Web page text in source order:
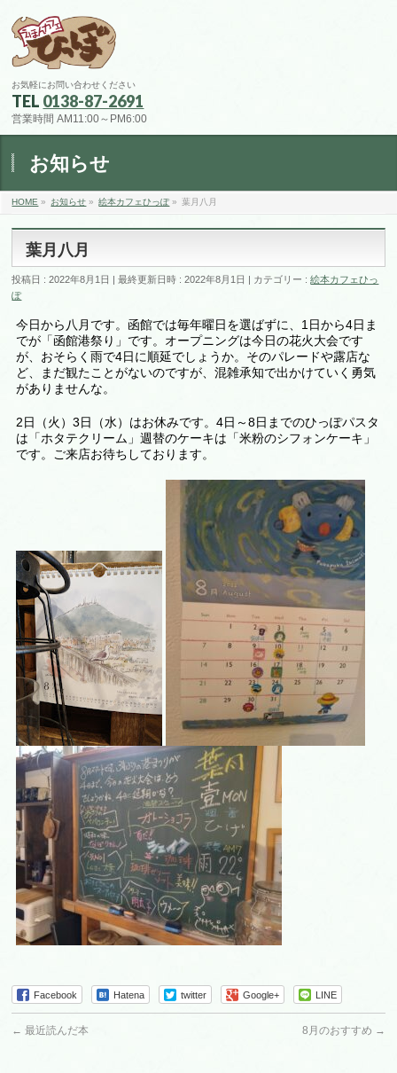
お気軽にお問い合わせください
TEL 0138-87-2691
営業時間 AM11:00～PM6:00
お知らせ
HOME » お知らせ » 絵本カフェひっぽ» 葉月八月
葉月八月
投稿日 : 2022年8月1日 最終更新日時 : 2022年8月1日 カテゴリー :絵本カフェひっ
ぽ
今日から八月です。函館では毎年曜日を選ばずに、1日から4日ま
でが「函館港祭り」です。オープニングは今日の花火大会です
が、おそらく雨で4日に順延でしょうか。そのパレードや露店な
ど、まだ観たことがないのですが、混雑承知で出かけていく勇気
がありませんな。
2日（火）3日（水）はお休みです。4日～8日までのひっぽパスタ
は「ホタテクリーム」週替のケーキは「米粉のシフォンケーキ」
です。ご来店お待ちしております。
Facebook Hatena twitter Google+ LINE
← 最近読んだ本 8月のおすすめ →